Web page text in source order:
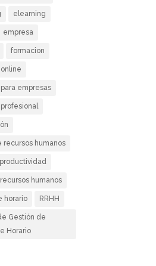
elearning
empresa
formacion
empresas
recursos humanos
productividad
recursos humanos
horario RRHH
Gestión de
Horario